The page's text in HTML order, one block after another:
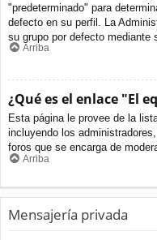
"predeterminado" para
defecto en su perfil. La
su grupo por defecto mediante
Arriba
¿Qué es el enlace "El
Esta página le provee de la
incluyendo los
foros que se encarga de
Arriba
Mensajería privada